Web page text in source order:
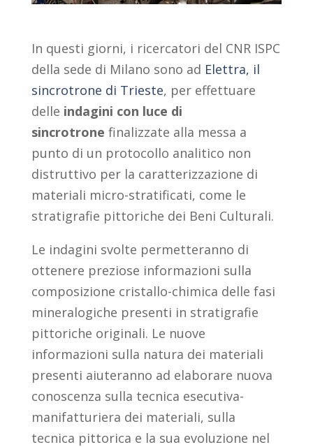
In questi giorni, i ricercatori del CNR ISPC
della sede di Milano sono ad Elettra, il
sincrotrone di Trieste, per effettuare
delle indagini con luce di
sincrotrone finalizzate alla messa a
punto di un protocollo analitico non
distruttivo per la caratterizzazione di
materiali micro-stratificati, come le
stratigrafie pittoriche dei Beni Culturali.
Le indagini svolte permetteranno di
ottenere preziose informazioni sulla
composizione cristallo-chimica delle fasi
mineralogiche presenti in stratigrafie
pittoriche originali. Le nuove
informazioni sulla natura dei materiali
presenti aiuteranno ad elaborare nuova
conoscenza sulla tecnica esecutiva-
manifatturiera dei materiali, sulla
tecnica pittorica e la sua evoluzione nel